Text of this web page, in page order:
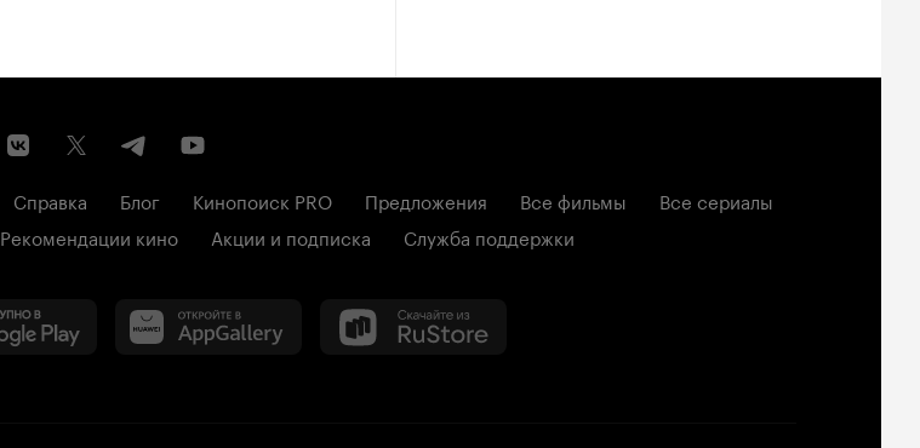
Справка Блог Кинопоиск PRO Предложения Все фильмы
Все сериалы
Рекомендации кино Акции и подписка Служба поддержки